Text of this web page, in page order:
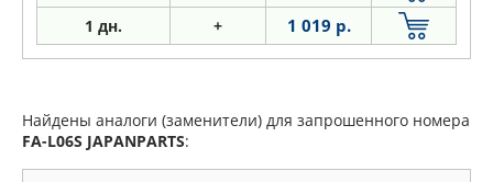
1 дн. + 1 019 р.
Найдены аналоги (заменители) для запрошенного номера
FA-L06S JAPANPARTS: